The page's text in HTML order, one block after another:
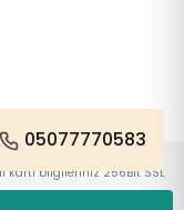
05077770583
kartı bilgileriniz 256Bit SSL